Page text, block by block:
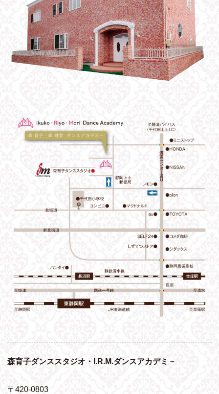
森育子ダンススタジオ・I.R.M.ダンスアカデミ－
〒420-0803